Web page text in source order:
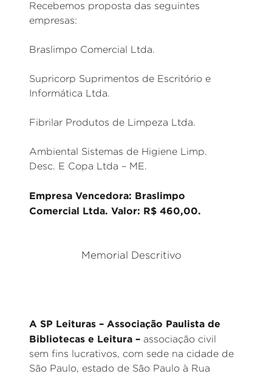
Recebemos proposta das seguintes
empresas:
Braslimpo Comercial Ltda.
Supricorp Suprimentos de Escritório e
Informática Ltda.
Fibrilar Produtos de Limpeza Ltda.
Ambiental Sistemas de Higiene Limp.
Desc. E Copa Ltda – ME.
Empresa Vencedora: Braslimpo
Comercial Ltda. Valor: R$ 460,00.
Memorial Descritivo
A SP Leituras – Associação Paulista de
Bibliotecas e Leitura – associação civil
sem fins lucrativos, com sede na cidade de
São Paulo, estado de São Paulo à Rua